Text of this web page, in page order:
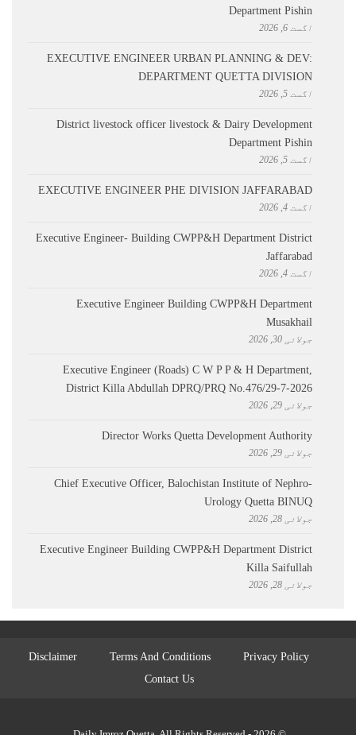
Department Pishin
اگست 6, 2026
EXECUTIVE ENGINEER URBAN PLANNING & DEV:
DEPARTMENT QUETTA DIVISION
اگست 5, 2026
District livestock officer livestock & Dairy Development
Department Pishin
اگست 5, 2026
EXECUTIVE ENGINEER PHE DIVISION JAFFARABAD
اگست 4, 2026
Executive Engineer- Building CWPP&H Department District
Jaffarabad
اگست 4, 2026
Executive Engineer Building CWPP&H Department
Musakhail
جولائی 30, 2026
Executive Engineer (Roads) C W P P & H Department,
District Killa Abdullah ​DPRQ/PRQ No.476/29-7-2026
جولائی 29, 2026
Director Works Quetta Development Authority
جولائی 29, 2026
Chief Executive Officer, Balochistan Institute of Nephro-
Urology Quetta BINUQ
جولائی 28, 2026
Executive Engineer Building CWPP&H Department District
Killa Saifullah
جولائی 28, 2026
Privacy Policy
Terms And Conditions
Disclaimer
Contact Us